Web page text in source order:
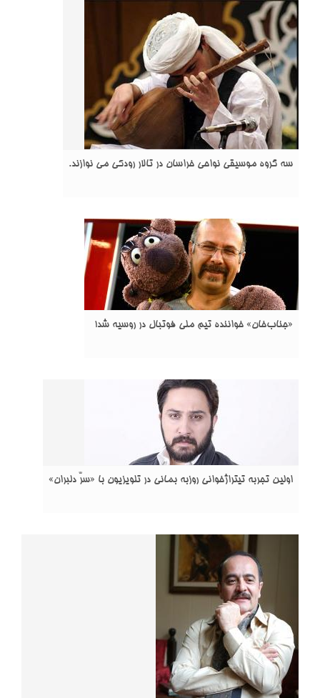
سه گروه موسیقی نواحی خراسان در تالار رودکی می نوازند.
«جناب‌خان» خواننده تیم ملی فوتبال در روسیه شد!
اولین تجربه تیتراژخوانی روزبه بمانی در تلویزیون با «سرّ دلبران»